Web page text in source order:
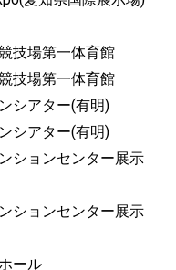
技場第一体育館
技場第一体育館
シアター(有明)
シアター(有明)
ションセンター展示
ションセンター展示
ール